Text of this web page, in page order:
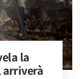
la
arriverà